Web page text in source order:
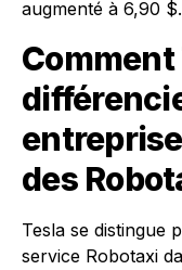
augmenté à 6,90 $.
Comment
des
Tesla se distingue
service Robotaxi